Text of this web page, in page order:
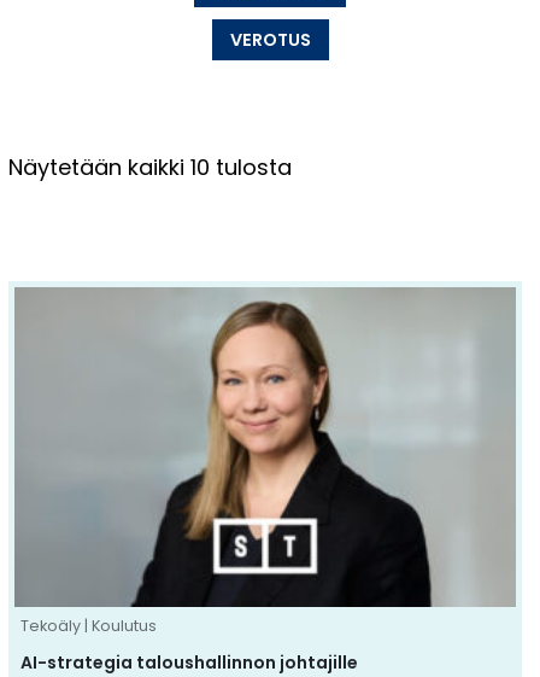
VEROTUS
Näytetään kaikki 10 tulosta
Tekoäly | Koulutus
AI-strategia taloushallinnon johtajille
Tällä
tuotteella
on
useampi
muunnelma.
Voit
tehdä
valinnat
tuotteen
sivulla.